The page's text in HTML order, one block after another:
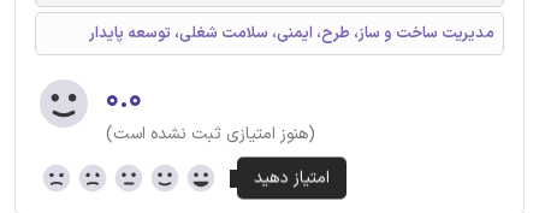
مدیریت ساخت و ساز، طرح، ایمنی، سلامت شغلی، توسعه پایدار
۰.۰
(هنوز امتیازی ثبت نشده است)